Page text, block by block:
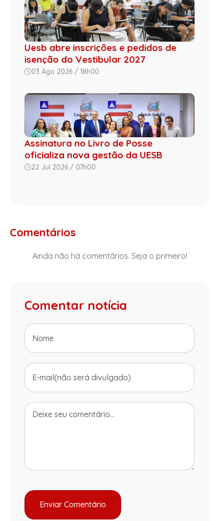
Uesb abre inscrições e pedidos de
isenção do Vestibular 2027
03 Ago 2026 / 18h00
Assinatura no Livro de Posse
oficializa nova gestão da UESB
22 Jul 2026 / 07h00
Comentários
Ainda não há comentários. Seja o primeiro!
Comentar notícia